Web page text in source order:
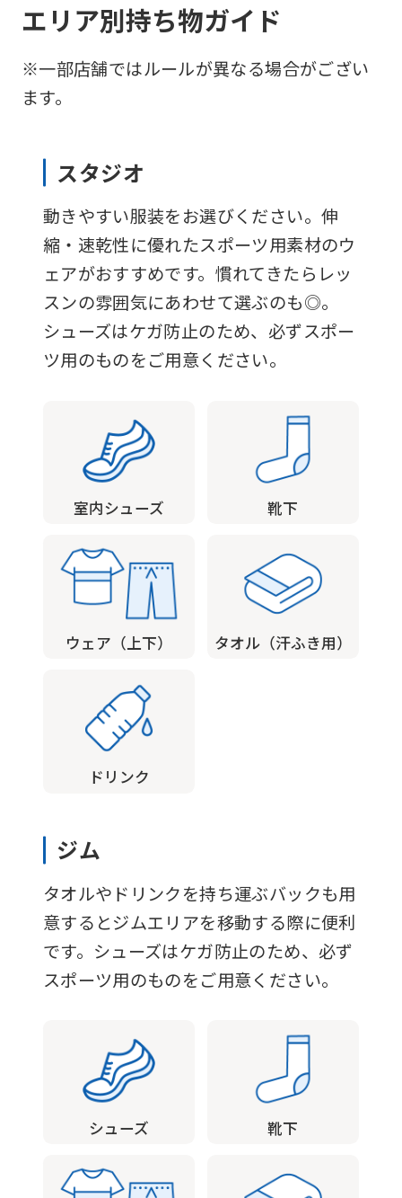
エリア別持ち物ガイド
※一部店舗ではルールが異なる場合がござい
ます。
スタジオ
動きやすい服装をお選びください。伸
縮・速乾性に優れたスポーツ用素材のウ
ェアがおすすめです。慣れてきたらレッ
スンの雰囲気にあわせて選ぶのも◎。
シューズはケガ防止のため、必ずスポー
ツ用のものをご用意ください。
室内シューズ 靴下
ウェア（上下） タオル（汗ふき用）
ドリンク
ジム
タオルやドリンクを持ち運ぶバックも用
意するとジムエリアを移動する際に便利
です。シューズはケガ防止のため、必ず
スポーツ用のものをご用意ください。
シューズ 靴下
For
foreigners
Central
Sports
official
automatically
translated
below
page.
However,
if
you
automatic
translation
Japanese